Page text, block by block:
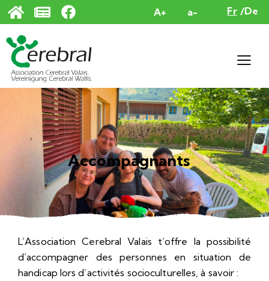
A+ a- Fr De
Accompagnants
L’Association Cerebral Valais t’offre la possibilité
d’accompagner des personnes en situation de
handicap lors d’activités socioculturelles, à savoir :
Panneau de gestion des cookies